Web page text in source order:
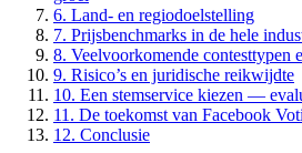
6. Land- en regiodoelstelling
7. Prijsbenchmarks in de hele
8. Veelvoorkomende contesttypen
9. Risico’s en juridische reikwijdte
10. Een stemservice kiezen —
11. De toekomst van Facebook
12. Conclusie